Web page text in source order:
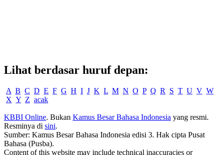
Lihat berdasar huruf depan:
A B C D E F G H I J K L M N O P Q R S T U V W
X Y Z acak
KBBI Online. Bukan Kamus Besar Bahasa Indonesia yang resmi.
Resminya di sini.
Sumber: Kamus Besar Bahasa Indonesia edisi 3. Hak cipta Pusat
Bahasa (Pusba).
Content of this website may include technical inaccuracies or